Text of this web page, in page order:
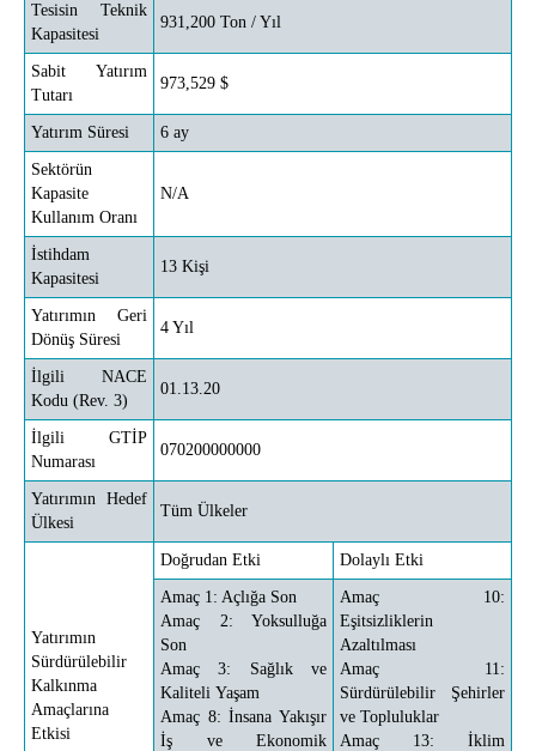
Tesisin Teknik
Kapasitesi
931,200 Ton / Yıl
Sabit Yatırım
Tutarı
973,529 $
Yatırım Süresi 6 ay
Sektörün
Kapasite
Kullanım Oranı
N/A
İstihdam
Kapasitesi
13 Kişi
Yatırımın Geri
Dönüş Süresi
4 Yıl
İlgili NACE
Kodu (Rev. 3)
01.13.20
İlgili GTİP
Numarası
070200000000
Yatırımın Hedef
Ülkesi
Tüm Ülkeler
Yatırımın
Sürdürülebilir
Kalkınma
Amaçlarına
Etkisi
Doğrudan Etki Dolaylı Etki
Amaç 1: Açlığa Son
Amaç 2: Yoksulluğa
Son
Amaç 3: Sağlık ve
Kaliteli Yaşam
Amaç 8: İnsana Yakışır
İş ve Ekonomik
Amaç 10:
Eşitsizliklerin
Azaltılması
Amaç 11:
Sürdürülebilir Şehirler
ve Topluluklar
Amaç 13: İklim